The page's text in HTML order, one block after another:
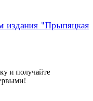
издания "Прыпяцкая
и получайте